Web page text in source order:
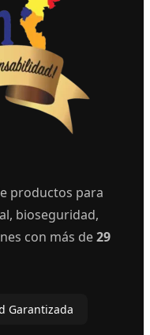
productos para
bioseguridad,
con más de29
Garantizada